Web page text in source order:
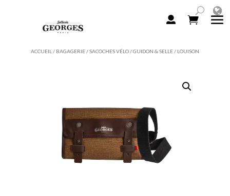
ACCUEIL/ BAGAGERIE/SACOCHES VÉLO/GUIDON & SELLE/ LOUISON